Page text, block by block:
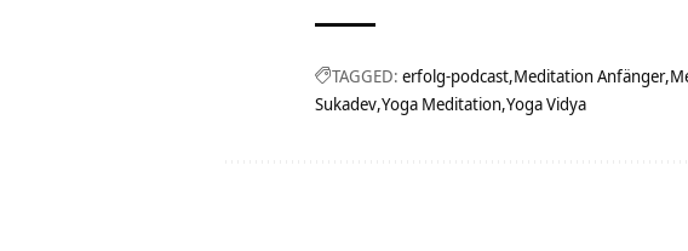
TAGGED: erfolg-podcast Meditation Anfänger
Sukadev Yoga Meditation Yoga Vidya